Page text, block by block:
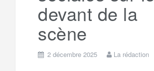
devant de la
scène
2 décembre 2025 La rédaction